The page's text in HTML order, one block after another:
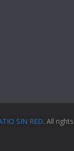
SIN RED. All